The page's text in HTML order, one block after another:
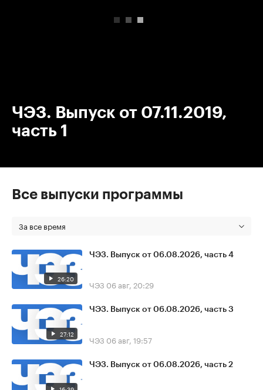
ЧЭЗ. Выпуск от 07.11.2019,
часть 1
Все выпуски программы
За все время
26:20
ЧЭЗ. Выпуск от 06.08.2026, часть 4
ЧЭЗ 06 авг, 20:29
27:12
ЧЭЗ. Выпуск от 06.08.2026, часть 3
ЧЭЗ 06 авг, 19:57
ЧЭЗ. Выпуск от 06.08.2026, часть 2